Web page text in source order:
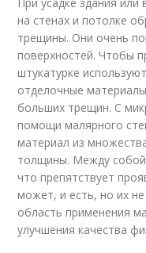
на стенах и потолке
трещины. Они очень
поверхностей. Чтобы
штукатурке
отделочные
больших трещин. С
помощи малярного
материал из
толщины. Между собой
что препятствует
может, и есть, но их
область применения
улучшения качества